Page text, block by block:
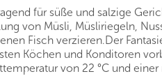
für süße und salzige
von Müsli, Müsliriegeln,
Fisch verzieren.Der
Köchen und Konditoren
von 22 °C und